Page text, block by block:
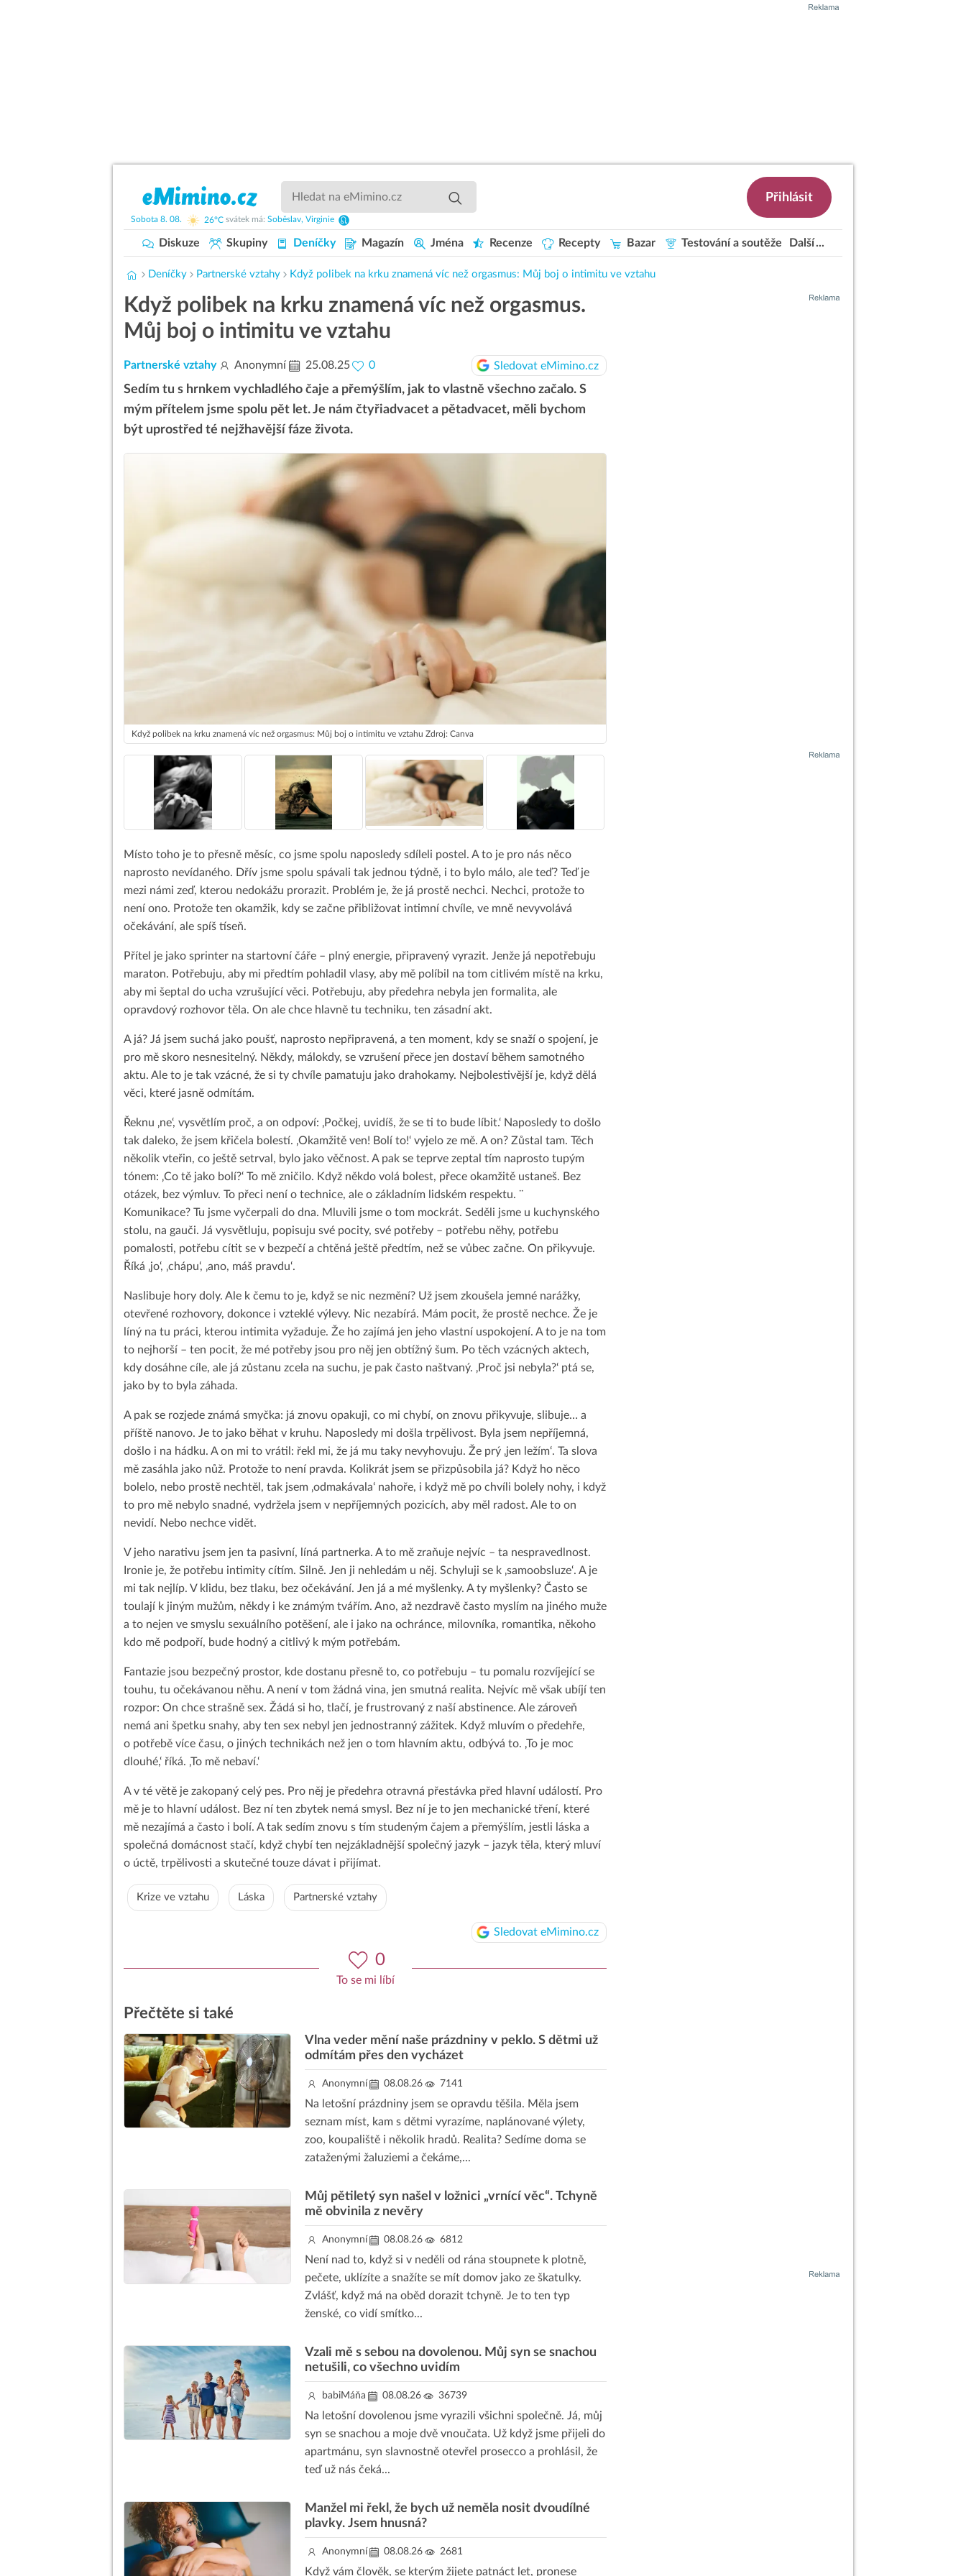
Přihlásit
Sobota 8. 08. 26°C svátek má: Soběslav, Virginie
Diskuze Skupiny Deníčky Magazín Jména Recenze Recepty Bazar Testování a soutěže Další
Deníčky Partnerské vztahy Když polibek na krku znamená víc než orgasmus: Můj boj o intimitu ve vztahu
Když polibek na krku znamená víc než orgasmus.
Můj boj o intimitu ve vztahu
Partnerské vztahy Anonymní 25.08.25 0 Sledovat eMimino.cz
Sedím tu s hrnkem vychladlého čaje a přemýšlím, jak to vlastně všechno začalo. S
mým přítelem jsme spolu pět let. Je nám čtyřiadvacet a pětadvacet, měli bychom
být uprostřed té nejžhavější fáze života.
Když polibek na krku znamená víc než orgasmus: Můj boj o intimitu ve vztahu Zdroj: Canva
Místo toho je to přesně měsíc, co jsme spolu naposledy sdíleli postel. A to je pro nás něco
naprosto nevídaného. Dřív jsme spolu spávali tak jednou týdně, i to bylo málo, ale teď? Teď je
mezi námi zeď, kterou nedokážu prorazit. Problém je, že já prostě nechci. Nechci, protože to
není ono. Protože ten okamžik, kdy se začne přibližovat intimní chvíle, ve mně nevyvolává
očekávání, ale spíš tíseň.
Přítel je jako sprinter na startovní čáře – plný energie, připravený vyrazit. Jenže já nepotřebuju
maraton. Potřebuju, aby mi předtím pohladil vlasy, aby mě políbil na tom citlivém místě na krku,
aby mi šeptal do ucha vzrušující věci. Potřebuju, aby předehra nebyla jen formalita, ale
opravdový rozhovor těla. On ale chce hlavně tu techniku, ten zásadní akt.
A já? Já jsem suchá jako poušť, naprosto nepřipravená, a ten moment, kdy se snaží o spojení, je
pro mě skoro nesnesitelný. Někdy, málokdy, se vzrušení přece jen dostaví během samotného
aktu. Ale to je tak vzácné, že si ty chvíle pamatuju jako drahokamy. Nejbolestivější je, když dělá
věci, které jasně odmítám.
Řeknu ‚ne‘, vysvětlím proč, a on odpoví: ‚Počkej, uvidíš, že se ti to bude líbit.‘ Naposledy to došlo
tak daleko, že jsem křičela bolestí. ‚Okamžitě ven! Bolí to!‘ vyjelo ze mě. A on? Zůstal tam. Těch
několik vteřin, co ještě setrval, bylo jako věčnost. A pak se teprve zeptal tím naprosto tupým
tónem: ‚Co tě jako bolí?‘ To mě zničilo. Když někdo volá bolest, přece okamžitě ustaneš. Bez
otázek, bez výmluv. To přeci není o technice, ale o základním lidském respektu. ¨
Komunikace? Tu jsme vyčerpali do dna. Mluvili jsme o tom mockrát. Seděli jsme u kuchynského
stolu, na gauči. Já vysvětluju, popisuju své pocity, své potřeby – potřebu něhy, potřebu
pomalosti, potřebu cítit se v bezpečí a chtěná ještě předtím, než se vůbec začne. On přikyvuje.
Říká ‚jo‘, ‚chápu‘, ‚ano, máš pravdu‘.
Naslibuje hory doly. Ale k čemu to je, když se nic nezmění? Už jsem zkoušela jemné narážky,
otevřené rozhovory, dokonce i vzteklé výlevy. Nic nezabírá. Mám pocit, že prostě nechce. Že je
líný na tu práci, kterou intimita vyžaduje. Že ho zajímá jen jeho vlastní uspokojení. A to je na tom
to nejhorší – ten pocit, že mé potřeby jsou pro něj jen obtížný šum. Po těch vzácných aktech,
kdy dosáhne cíle, ale já zůstanu zcela na suchu, je pak často naštvaný. ‚Proč jsi nebyla?‘ ptá se,
jako by to byla záhada.
A pak se rozjede známá smyčka: já znovu opakuji, co mi chybí, on znovu přikyvuje, slibuje… a
příště nanovo. Je to jako běhat v kruhu. Naposledy mi došla trpělivost. Byla jsem nepříjemná,
došlo i na hádku. A on mi to vrátil: řekl mi, že já mu taky nevyhovuju. Že prý ‚jen ležím‘. Ta slova
mě zasáhla jako nůž. Protože to není pravda. Kolikrát jsem se přizpůsobila já? Když ho něco
bolelo, nebo prostě nechtěl, tak jsem ‚odmakávala‘ nahoře, i když mě po chvíli bolely nohy, i když
to pro mě nebylo snadné, vydržela jsem v nepříjemných pozicích, aby měl radost. Ale to on
nevidí. Nebo nechce vidět.
V jeho narativu jsem jen ta pasivní, líná partnerka. A to mě zraňuje nejvíc – ta nespravedlnost.
Ironie je, že potřebu intimity cítím. Silně. Jen ji nehledám u něj. Schyluji se k ‚samoobsluze‘. A je
mi tak nejlíp. V klidu, bez tlaku, bez očekávání. Jen já a mé myšlenky. A ty myšlenky? Často se
toulají k jiným mužům, někdy i ke známým tvářím. Ano, až nezdravě často myslím na jiného muže
a to nejen ve smyslu sexuálního potěšení, ale i jako na ochránce, milovníka, romantika, někoho
kdo mě podpoří, bude hodný a citlivý k mým potřebám.
Fantazie jsou bezpečný prostor, kde dostanu přesně to, co potřebuju – tu pomalu rozvíjející se
touhu, tu očekávanou něhu. A není v tom žádná vina, jen smutná realita. Nejvíc mě však ubíjí ten
rozpor: On chce strašně sex. Žádá si ho, tlačí, je frustrovaný z naší abstinence. Ale zároveň
nemá ani špetku snahy, aby ten sex nebyl jen jednostranný zážitek. Když mluvím o předehře,
o potřebě více času, o jiných technikách než jen o tom hlavním aktu, odbývá to. ‚To je moc
dlouhé,‘ říká. ‚To mě nebaví.‘
A v té větě je zakopaný celý pes. Pro něj je předehra otravná přestávka před hlavní událostí. Pro
mě je to hlavní událost. Bez ní ten zbytek nemá smysl. Bez ní je to jen mechanické tření, které
mě nezajímá a často i bolí. A tak sedím znovu s tím studeným čajem a přemýšlím, jestli láska a
společná domácnost stačí, když chybí ten nejzákladnější společný jazyk – jazyk těla, který mluví
o úctě, trpělivosti a skutečné touze dávat i přijímat.
Krize ve vztahu Láska Partnerské vztahy
Sledovat eMimino.cz
0
To se mi líbí
Přečtěte si také
Vlna veder mění naše prázdniny v peklo. S dětmi už
odmítám přes den vycházet
Anonymní 08.08.26 7141
Na letošní prázdniny jsem se opravdu těšila. Měla jsem
seznam míst, kam s dětmi vyrazíme, naplánované výlety,
zoo, koupaliště i několik hradů. Realita? Sedíme doma se
zataženými žaluziemi a čekáme,...
Můj pětiletý syn našel v ložnici „vrnící věc“. Tchyně
mě obvinila z nevěry
Anonymní 08.08.26 6812
Není nad to, když si v neděli od rána stoupnete k plotně,
pečete, uklízíte a snažíte se mít domov jako ze škatulky.
Zvlášť, když má na oběd dorazit tchyně. Je to ten typ
ženské, co vidí smítko...
Vzali mě s sebou na dovolenou. Můj syn se snachou
netušili, co všechno uvidím
babiMáňa 08.08.26 36739
Na letošní dovolenou jsme vyrazili všichni společně. Já, můj
syn se snachou a moje dvě vnoučata. Už když jsme přijeli do
apartmánu, syn slavnostně otevřel prosecco a prohlásil, že
teď už nás čeká...
Manžel mi řekl, že bych už neměla nosit dvoudílné
plavky. Jsem hnusná?
Anonymní 08.08.26 2681
Když vám člověk, se kterým žijete patnáct let, pronese